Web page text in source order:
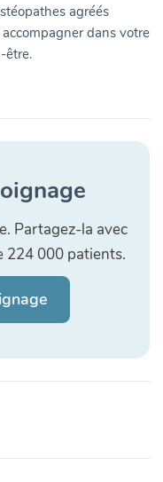
agréés
dans votre
être.
Partagez-la avec
224 000 patients.